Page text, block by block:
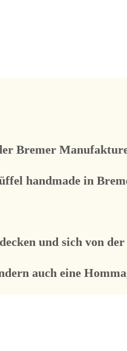
Bremer
handmade in
und sich von
auch eine